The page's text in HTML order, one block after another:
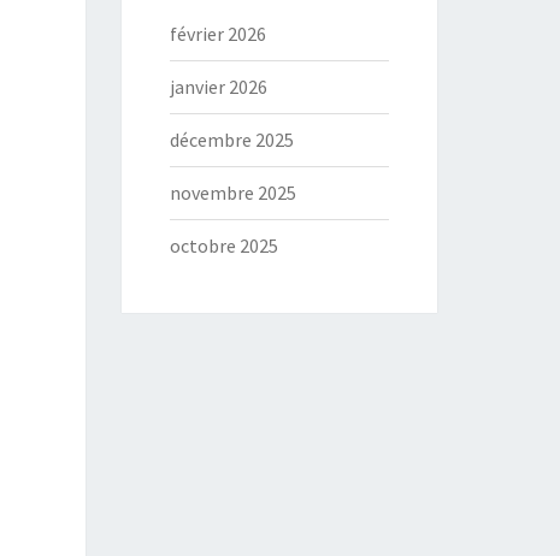
février 2026
janvier 2026
décembre 2025
novembre 2025
octobre 2025